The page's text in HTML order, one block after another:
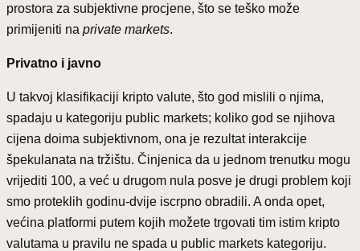
prostora za subjektivne procjene, što se teško može
primijeniti na private markets.
Privatno i javno
U takvoj klasifikaciji kripto valute, što god mislili o njima,
spadaju u kategoriju public markets; koliko god se njihova
cijena doima subjektivnom, ona je rezultat interakcije
špekulanata na tržištu. Činjenica da u jednom trenutku mogu
vrijediti 100, a već u drugom nula posve je drugi problem koji
smo proteklih godinu-dvije iscrpno obradili. A onda opet,
većina platformi putem kojih možete trgovati tim istim kripto
valutama u pravilu ne spada u public markets kategoriju.